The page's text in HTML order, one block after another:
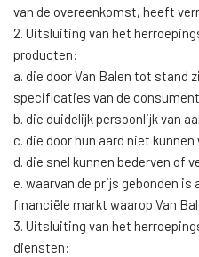
van de overeenkomst, heeft
2. Uitsluiting van het
producten:
a. die door Van Balen tot stand
specificaties van de
b. die duidelijk persoonlijk van
c. die door hun aard niet
d. die snel kunnen bederven of
e. waarvan de prijs gebonden is
financiële markt waarop Van
3. Uitsluiting van het
diensten: